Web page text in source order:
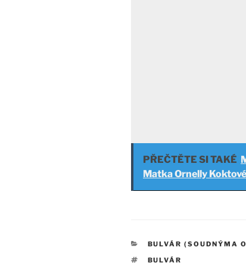
PŘEČTĚTE SI TAKÉ
Matka Ornelly Koktové
RUBRIKY
BULVÁR (SOUDNÝMA
ŠTÍTKY
BULVÁR